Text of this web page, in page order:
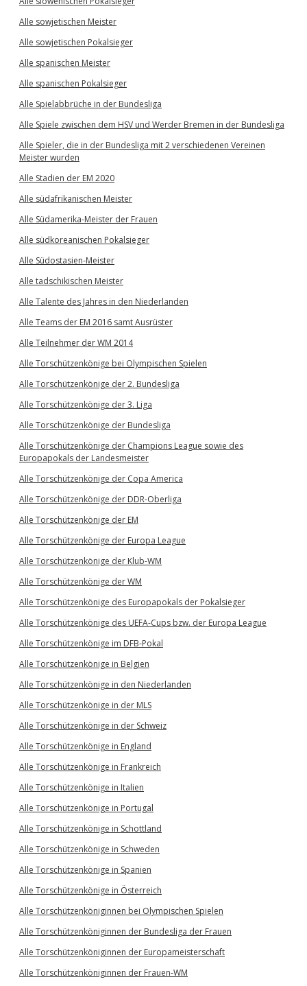
Alle sowjetischen Meister
Alle sowjetischen Pokalsieger
Alle spanischen Meister
Alle spanischen Pokalsieger
Alle Spielabbrüche in der Bundesliga
Alle Spiele zwischen dem HSV und Werder Bremen in der Bundesliga
Alle Spieler, die in der Bundesliga mit 2 verschiedenen Vereinen
Meister wurden
Alle Stadien der EM 2020
Alle südafrikanischen Meister
Alle Südamerika-Meister der Frauen
Alle südkoreanischen Pokalsieger
Alle Südostasien-Meister
Alle tadschikischen Meister
Alle Talente des Jahres in den Niederlanden
Alle Teams der EM 2016 samt Ausrüster
Alle Teilnehmer der WM 2014
Alle Torschützenkönige bei Olympischen Spielen
Alle Torschützenkönige der 2. Bundesliga
Alle Torschützenkönige der 3. Liga
Alle Torschützenkönige der Bundesliga
Alle Torschützenkönige der Champions League sowie des
Europapokals der Landesmeister
Alle Torschützenkönige der Copa America
Alle Torschützenkönige der DDR-Oberliga
Alle Torschützenkönige der EM
Alle Torschützenkönige der Europa League
Alle Torschützenkönige der Klub-WM
Alle Torschützenkönige der WM
Alle Torschützenkönige des Europapokals der Pokalsieger
Alle Torschützenkönige des UEFA-Cups bzw. der Europa League
Alle Torschützenkönige im DFB-Pokal
Alle Torschützenkönige in Belgien
Alle Torschützenkönige in den Niederlanden
Alle Torschützenkönige in der MLS
Alle Torschützenkönige in der Schweiz
Alle Torschützenkönige in England
Alle Torschützenkönige in Frankreich
Alle Torschützenkönige in Italien
Alle Torschützenkönige in Portugal
Alle Torschützenkönige in Schottland
Alle Torschützenkönige in Schweden
Alle Torschützenkönige in Spanien
Alle Torschützenkönige in Österreich
Alle Torschützenköniginnen bei Olympischen Spielen
Alle Torschützenköniginnen der Bundesliga der Frauen
Alle Torschützenköniginnen der Europameisterschaft
Alle Torschützenköniginnen der Frauen-WM